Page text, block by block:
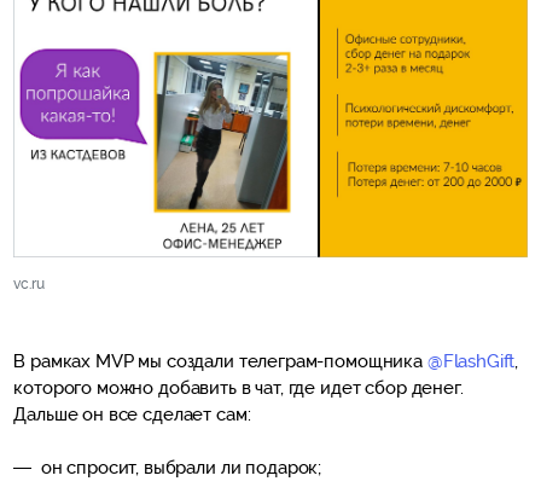
vc.ru
В рамках MVP мы создали телеграм-помощника @FlashGift,
которого можно добавить в чат, где идет сбор денег.
Дальше он все сделает сам:
он спросит, выбрали ли подарок;